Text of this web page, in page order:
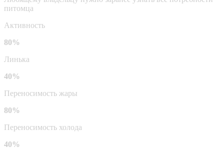
питомца
Активность
80%
Линька
40%
Переносимость жары
80%
Переносимость холода
40%